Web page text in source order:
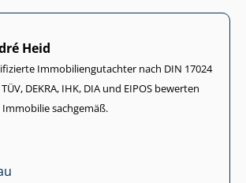
Heid
Im­mo­bi­li­en­gut­ach­ter nach DIN 17024
DEKRA, IHK, DIA und EIPOS bewerten
Immobilie sachgemäß.